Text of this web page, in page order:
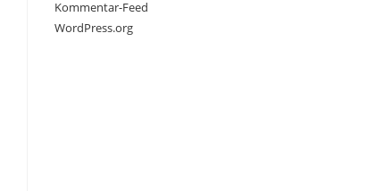
Kommentar-Feed
WordPress.org